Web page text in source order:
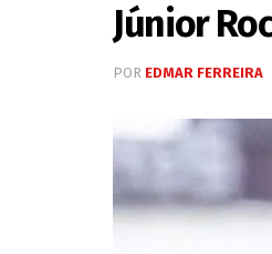
Júnior
POR EDMAR FERREIRA